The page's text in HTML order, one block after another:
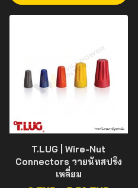
T.LUG | Wire-Nut
Connectors วายนัทสปริง
เหลี่ยม